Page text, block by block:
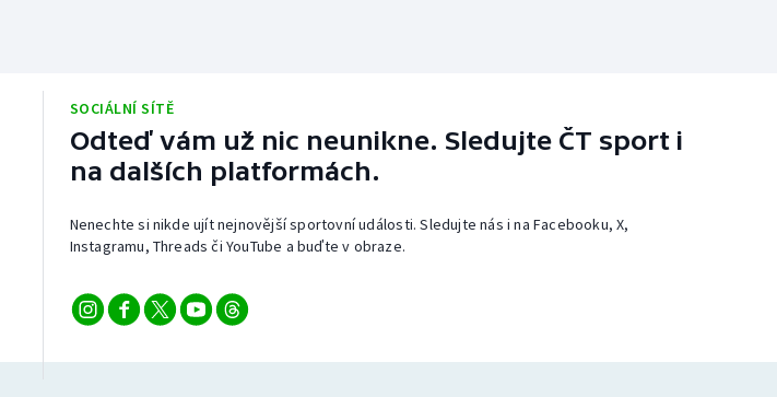
SOCIÁLNÍ SÍTĚ
Odteď vám už nic neunikne. Sledujte ČT sport i
na dalších platformách.
Nenechte si nikde ujít nejnovější sportovní události. Sledujte nás i na Facebooku, X,
Instagramu, Threads či YouTube a buďte v obraze.